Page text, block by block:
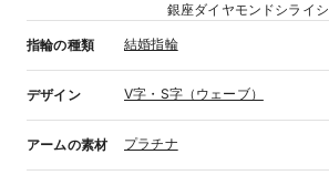
銀座ダイヤモンドシライシ
指輪の種類 結婚指輪
デザイン V字・S字（ウェーブ）
アームの素材 プラチナ